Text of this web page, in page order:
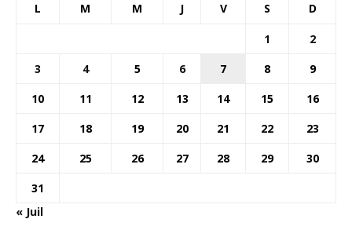
L M M J V S D
1
2
3
4 5 6 7 8
9
10
11 12 13 14 15
16
17
18 19 20 21 22
23
24
25 26 27 28 29
30
31
« Juil